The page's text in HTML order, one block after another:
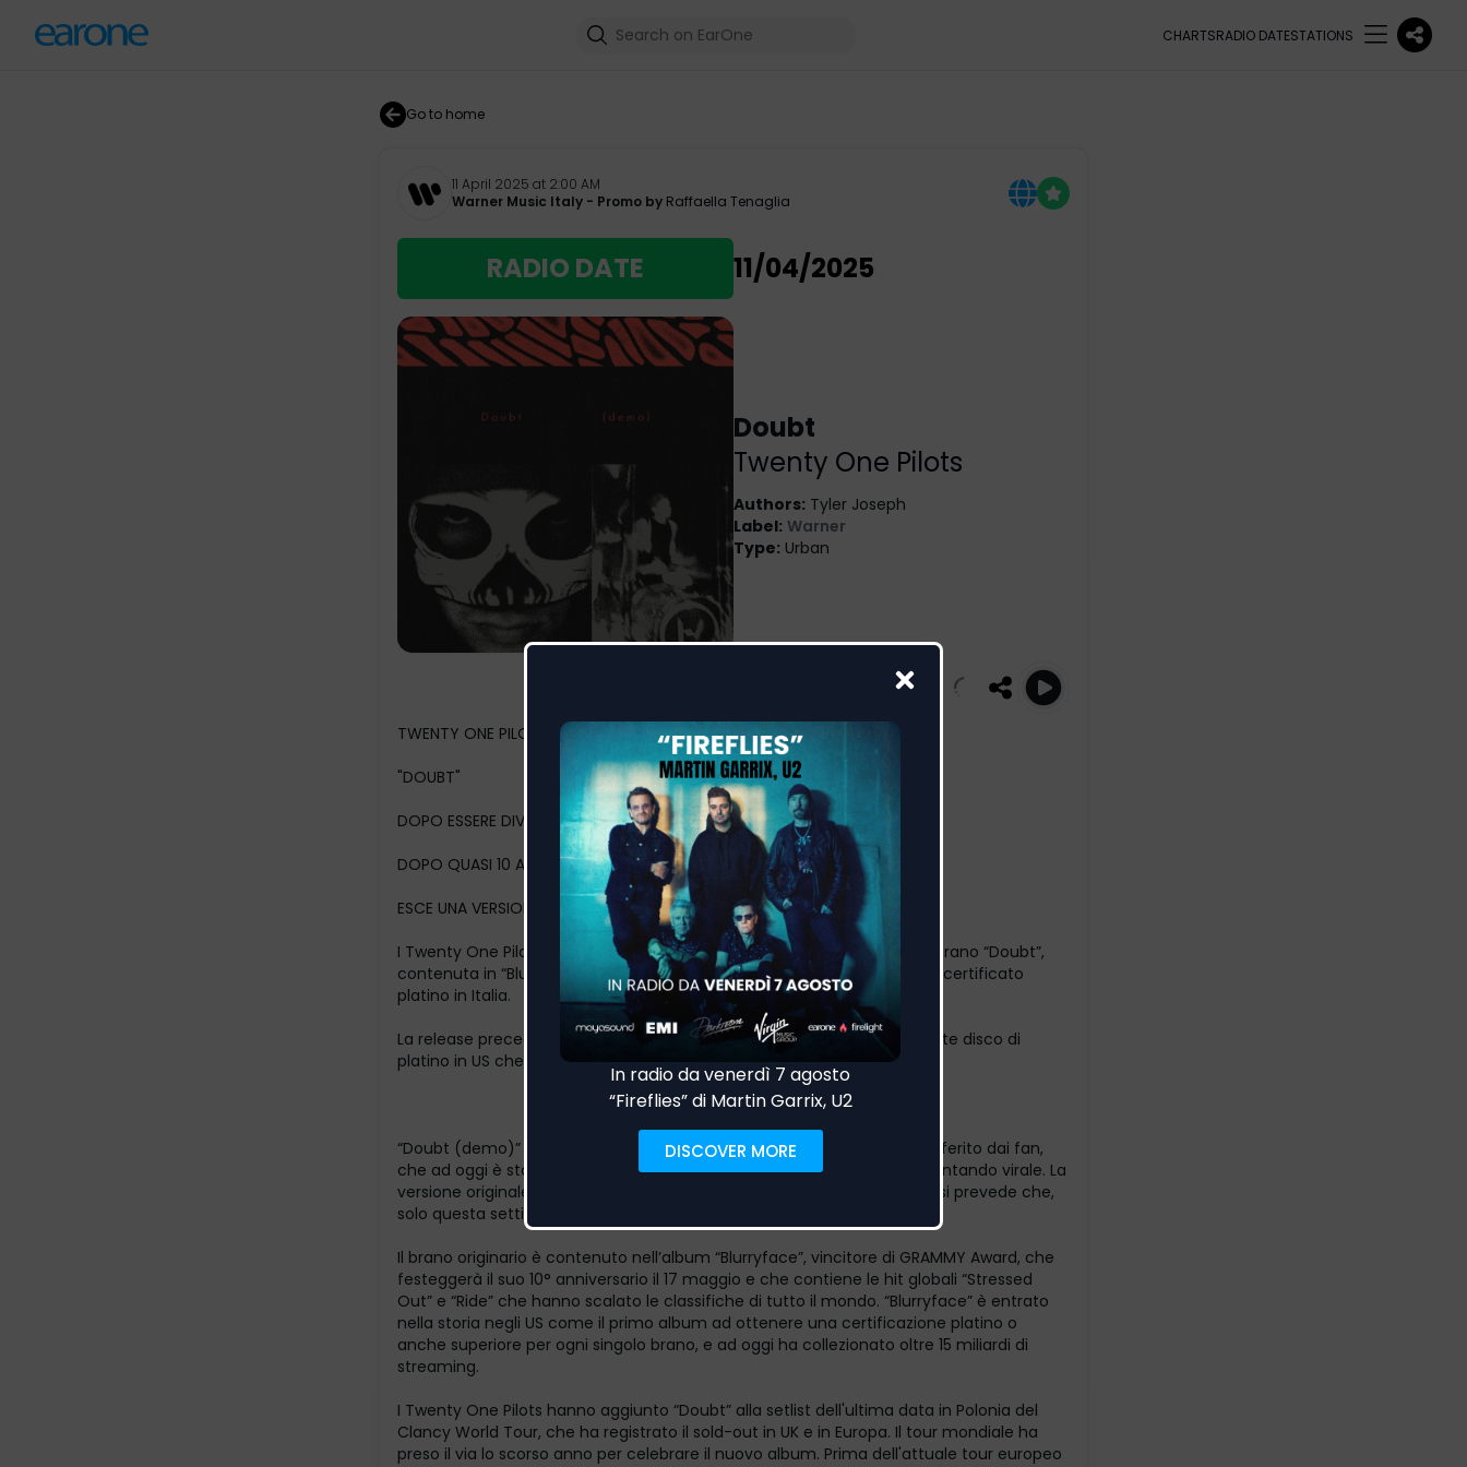
CHARTSRADIO DATESTATIONS
Go to home
11 April 2025 at 2:00 AM
Warner Music Italy - Promo by Raffaella Tenaglia
RADIO DATE 11/04/2025
Doubt
Twenty One Pilots
Authors: Tyler Joseph
Label: Warner
Type: Urban
TWENTY ONE PILOTS
"DOUBT"
DOPO ESSERE DIVENTATO VIRALE SUI SOCIAL
DOPO QUASI 10 ANNI
ESCE UNA VERSIONE DEMO DEL BRANO
I Twenty One Pilots hanno pubblicato a sorpresa la versione demo del brano “Doubt”,
contenuta in “Blurryface”, album di straordinario successo della band e certificato
platino in Italia.
La release precede di poco il 10° anniversario dell'uscita dell’album 6 volte disco di
platino in US che si terrà il mese prossimo.
“Doubt (demo)” offre agli ascoltatori una nuova versione del brano preferito dai fan,
che ad oggi è stato utilizzato in oltre 200.000 post sui social media diventando virale. La
versione originale continua a battere i record di streaming giornalieri e si prevede che,
solo questa settimana, supererà i 6 milioni di streaming.
Il brano originario è contenuto nell’album “Blurryface”, vincitore di GRAMMY Award, che
festeggerà il suo 10° anniversario il 17 maggio e che contiene le hit globali “Stressed
Out” e “Ride” che hanno scalato le classifiche di tutto il mondo. “Blurryface” è entrato
nella storia negli US come il primo album ad ottenere una certificazione platino o
anche superiore per ogni singolo brano, e ad oggi ha collezionato oltre 15 miliardi di
streaming.
I Twenty One Pilots hanno aggiunto “Doubt” alla setlist dell'ultima data in Polonia del
Clancy World Tour, che ha registrato il sold-out in UK e in Europa. Il tour mondiale ha
preso il via lo scorso anno per celebrare il nuovo album. Prima dell'attuale tour europeo